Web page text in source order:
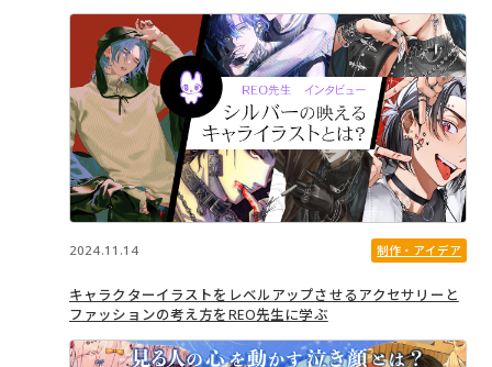
2024.11.14 制作・アイデア
キャラクターイラストをレベルアップさせるアクセサリーと
ファッションの考え方をREO先生に学ぶ